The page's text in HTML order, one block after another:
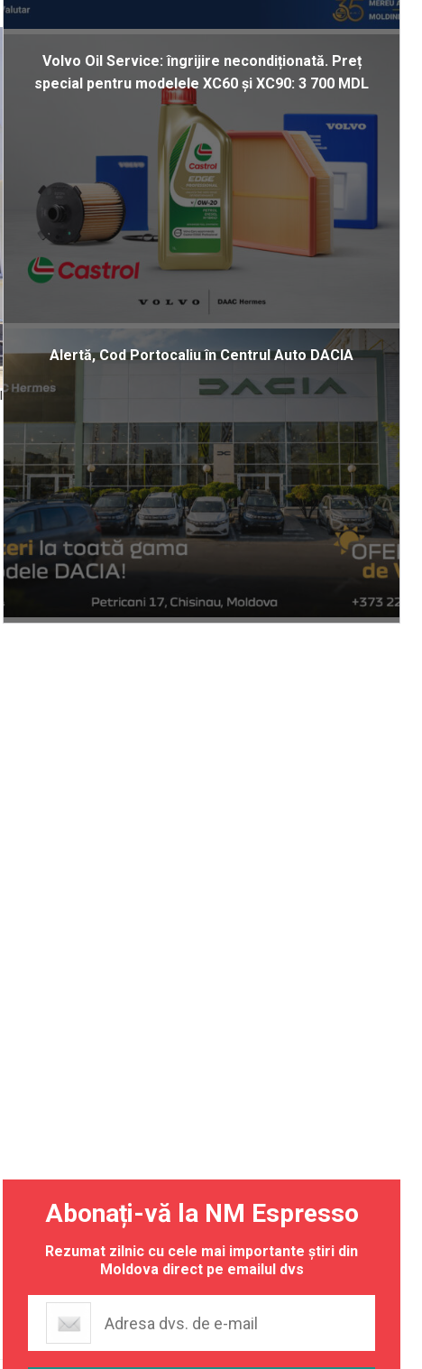
Volvo Oil Service: îngrijire necondiționată. Preț
special pentru modelele XC60 și XC90: 3 700 MDL
Alertă, Cod Portocaliu în Centrul Auto DACIA
Abonați-vă la NM Espresso
Rezumat zilnic cu cele mai importante știri din
Moldova direct pe emailul dvs